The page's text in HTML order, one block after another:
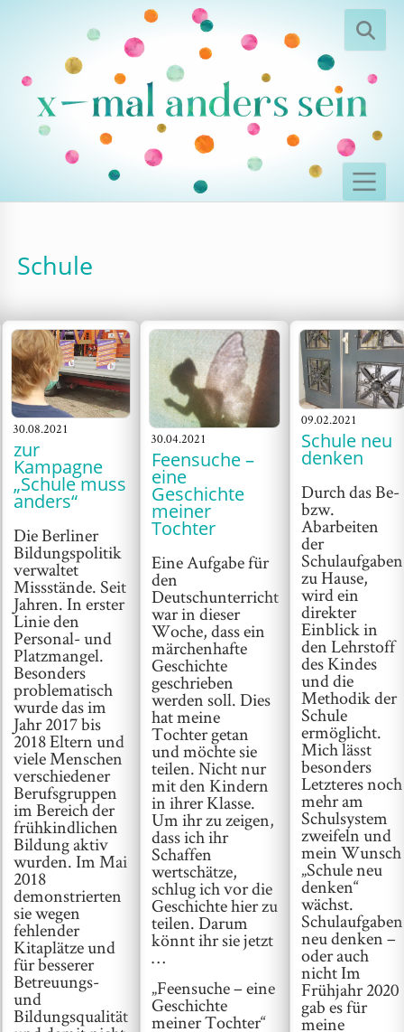
Schule
30.08.2021
zur
Kampagne
„Schule muss
anders“
Die Berliner
Bildungspolitik
verwaltet
Missstände. Seit
Jahren. In erster
Linie den
Personal- und
Platzmangel.
Besonders
problematisch
wurde das im
Jahr 2017 bis
2018 Eltern und
viele Menschen
verschiedener
Berufsgruppen
im Bereich der
frühkindlichen
Bildung aktiv
wurden. Im Mai
2018
demonstrierten
sie wegen
fehlender
Kitaplätze und
für besserer
Betreuungs-
und
Bildungsqualität
30.04.2021
Feensuche –
eine
Geschichte
meiner
Tochter
Eine Aufgabe für
den
Deutschunterricht
war in dieser
Woche, dass ein
märchenhafte
Geschichte
geschrieben
werden soll. Dies
hat meine
Tochter getan
und möchte sie
teilen. Nicht nur
mit den Kindern
in ihrer Klasse.
Um ihr zu zeigen,
dass ich ihr
Schaffen
wertschätze,
schlug ich vor die
Geschichte hier zu
teilen. Darum
könnt ihr sie jetzt
…
„Feensuche – eine
Geschichte
meiner Tochter“
09.02.2021
Schule neu
denken
Durch das Be-
bzw.
Abarbeiten
der
Schulaufgaben
zu Hause,
wird ein
direkter
Einblick in
den Lehrstoff
des Kindes
und die
Methodik der
Schule
ermöglicht.
Mich lässt
besonders
Letzteres noch
mehr am
Schulsystem
zweifeln und
mein Wunsch
„Schule neu
denken“
wächst.
Schulaufgaben
neu denken –
oder auch
nicht Im
Frühjahr 2020
gab es für
meine